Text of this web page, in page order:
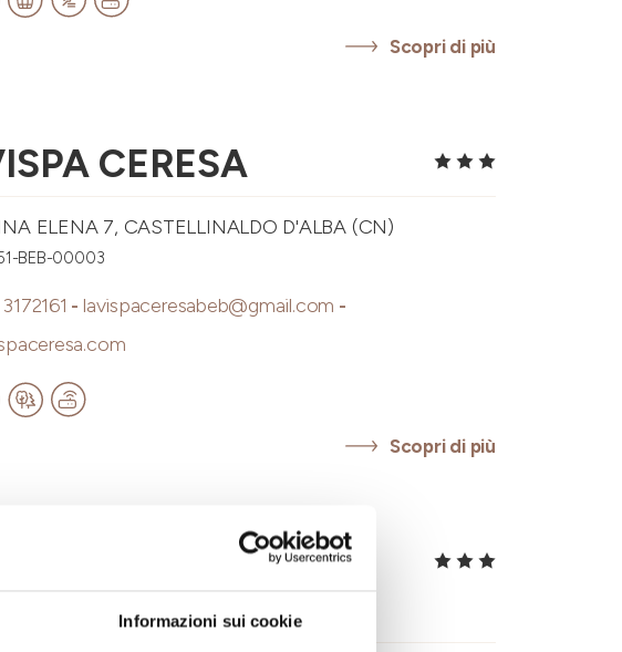
Informazioni sui cookie
Scopri di più
CERESA
ELENA 7, CASTELLINALDO D'ALBA (CN)
BEB-00003
- lavispaceresabeb@gmail.com -
Scopri di più